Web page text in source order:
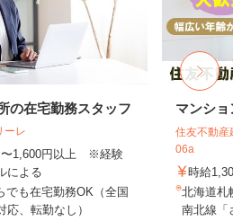
の在宅勤務スタッフ
ーレ
〜1,600円以上 ※経験
による
でも在宅勤務OK（全国
応、転勤なし）
マンシ
住友不動産
06a
時給
北海道札
南北線「